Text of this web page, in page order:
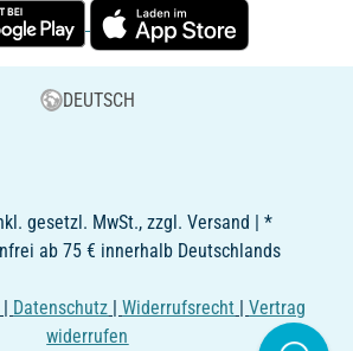
DEUTSCH
gesetzl. MwSt., zzgl. Versand | *
ab 75 € innerhalb Deutschlands
| Datenschutz |Widerrufsrecht |Vertrag
widerrufen